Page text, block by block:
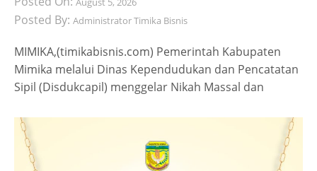
Posted By: Administrator Timika Bisnis
MIMIKA,(timikabisnis.com) Pemerintah Kabupaten
Mimika melalui Dinas Kependudukan dan Pencatatan
Sipil (Disdukcapil) menggelar Nikah Massal dan